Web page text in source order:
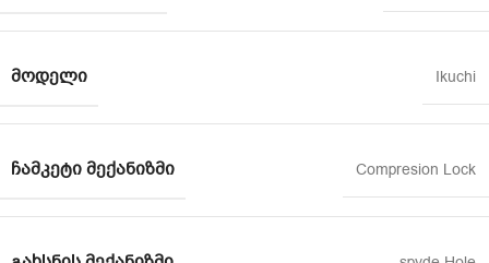
ᲛᲝᲓᲔᲚᲘ Ikuchi
ᲩᲐᲛᲙᲔᲢᲘ ᲛᲔᲥᲐᲜᲘᲖᲛᲘ Compresion Lock